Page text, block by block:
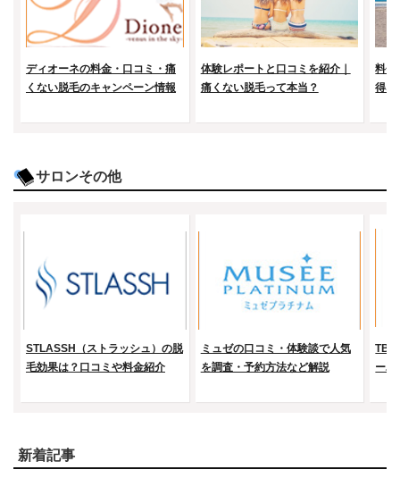
ディオーネの料金・口コミ・痛
くない脱毛のキャンペーン情報
体験レポートと口コミを紹介｜
痛くない脱毛って本当？
料金
得な
サロンその他
STLASSH（ストラッシュ）の脱
毛効果は？口コミや料金紹介
ミュゼの口コミ・体験談で人気
を調査・予約方法など解説
TBC
ーパ
新着記事